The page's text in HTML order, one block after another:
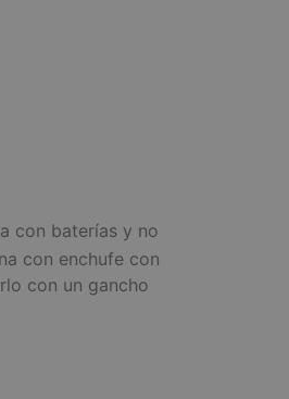
con baterías y no
con enchufe con
con un gancho